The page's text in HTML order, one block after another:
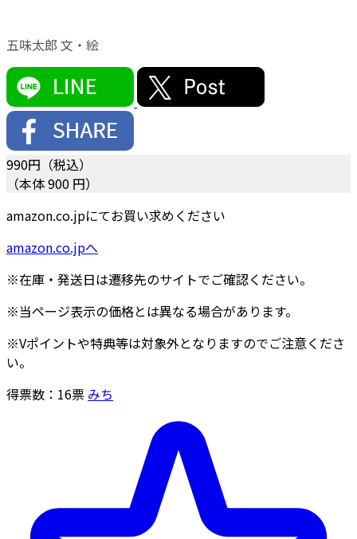
五味太郎 文・絵
990円（税込）
（本体 900 円）
amazon.co.jpにてお買い求めください
amazon.co.jpへ
※在庫・発送日は遷移先のサイトでご確認ください。
※当ページ表示の価格とは異なる場合があります。
※Vポイントや特典等は対象外となりますのでご注意くださ
い。
得票数： 16票 みち